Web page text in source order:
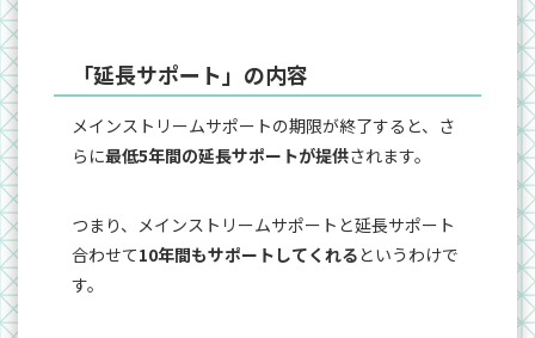
「延長サポート」の内容
メインストリームサポートの期限が終了すると、さ
らに最低5年間の延長サポートが提供されます。
つまり、メインストリームサポートと延長サポート
合わせて10年間もサポートしてくれるというわけで
す。